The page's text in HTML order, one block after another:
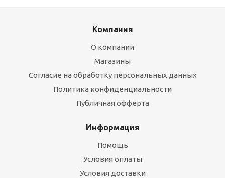
Компания
О компании
Магазины
Согласие на обработку персональных данных
Политика конфиденциальности
Публичная офферта
Информация
Помощь
Условия оплаты
Условия доставки